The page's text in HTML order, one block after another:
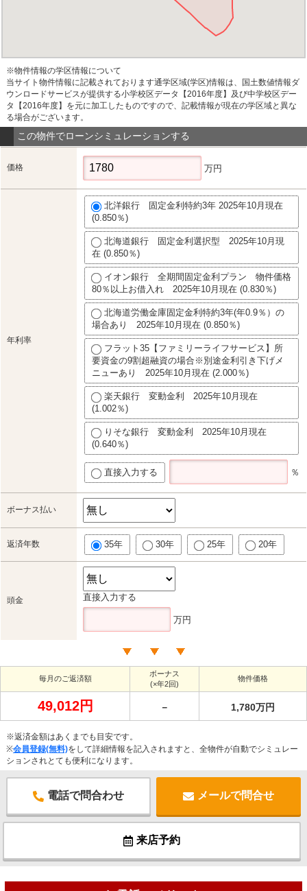
※物件情報の学区情報について
当サイト物件情報に記載されております通学区域(学区)情報は、国土数値情報ダ
ウンロードサービスが提供する小学校区データ【2016年度】及び中学校区デー
タ【2016年度】を元に加工したものですので、記載情報が現在の学区域と異な
る場合がございます。
この物件でローンシミュレーションする
価格 万円
年利率
北洋銀行 固定金利特約3年 2025年10月現在
(0.850％)
北海道銀行 固定金利選択型 2025年10月現
在 (0.850％)
イオン銀行 全期間固定金利プラン 物件価格
80％以上お借入れ 2025年10月現在 (0.830％)
北海道労働金庫固定金利特約3年(年0.9％）の
場合あり 2025年10月現在 (0.850％)
フラット35【ファミリーライフサービス】所
要資金の9割超融資の場合※別途金利引き下げメ
ニューあり 2025年10月現在 (2.000％)
楽天銀行 変動金利 2025年10月現在
(1.002％)
りそな銀行 変動金利 2025年10月現在
(0.640％)
直接入力する ％
ボーナス払い
返済年数 35年 30年 25年 20年
頭金 直接入力する
万円
毎月のご返済額
ボーナス
(×年2回)
物件価格
49,012円 － 1,780万円
※返済金額はあくまでも目安です。
※会員登録(無料)をして詳細情報を記入されますと、全物件が自動でシミュレー
ションされとても便利になります。
電話で問合わせ メールで問合せ
来店予約